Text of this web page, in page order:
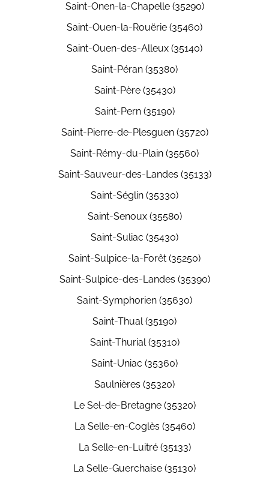
Saint-Onen-la-Chapelle (35290)
Saint-Ouen-la-Rouërie (35460)
Saint-Ouen-des-Alleux (35140)
Saint-Péran (35380)
Saint-Père (35430)
Saint-Pern (35190)
Saint-Pierre-de-Plesguen (35720)
Saint-Rémy-du-Plain (35560)
Saint-Sauveur-des-Landes (35133)
Saint-Séglin (35330)
Saint-Senoux (35580)
Saint-Suliac (35430)
Saint-Sulpice-la-Forêt (35250)
Saint-Sulpice-des-Landes (35390)
Saint-Symphorien (35630)
Saint-Thual (35190)
Saint-Thurial (35310)
Saint-Uniac (35360)
Saulnières (35320)
Le Sel-de-Bretagne (35320)
La Selle-en-Coglès (35460)
La Selle-en-Luitré (35133)
La Selle-Guerchaise (35130)